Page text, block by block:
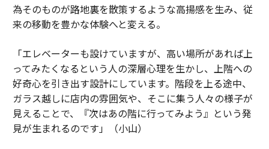
為そのものが路地裏を散策するような高揚感を生み、従
来の移動を豊かな体験へと変える。
「エレベーターも設けていますが、高い場所があれば上
ってみたくなるという人の深層心理を生かし、上階への
好奇心を引き出す設計にしています。階段を上る途中、
ガラス越しに店内の雰囲気や、そこに集う人々の様子が
見えることで、『次はあの階に行ってみよう』という発
見が生まれるのです」（小山）